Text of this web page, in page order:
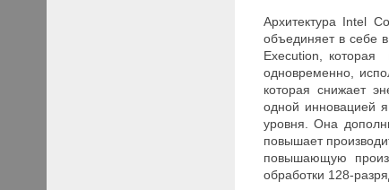
Архитектура Intel
объединяет в себе
Execution, которая
одновременно,
которая снижает
одной инновацией
уровня. Она
повышает
повышающую
обработки 128-